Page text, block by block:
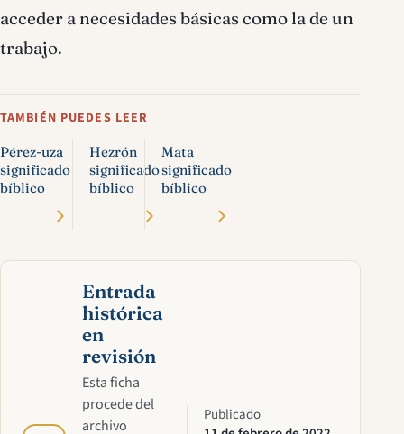
acceder a necesidades básicas como la de un
trabajo.
TAMBIÉN PUEDES LEER
Pérez-uza
significado
bíblico
Hezrón
significado
bíblico
Mata
significado
bíblico
Entrada
histórica
en
revisión
Esta ficha
procede del
archivo
Publicado